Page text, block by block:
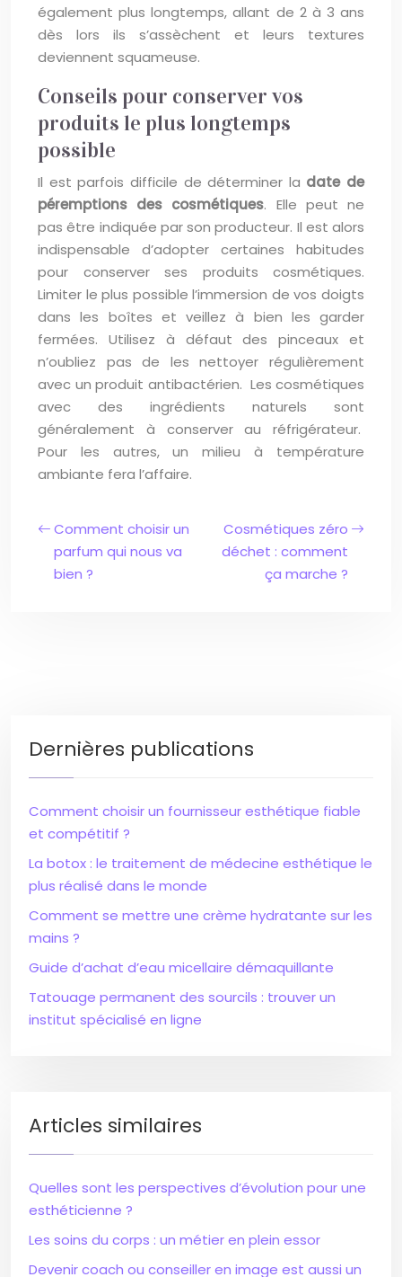
également plus longtemps, allant de 2 à 3 ans
dès lors ils s’assèchent et leurs textures
deviennent squameuse.
Conseils pour conserver vos
produits le plus longtemps
possible
Il est parfois difficile de déterminer la date de
péremptions des cosmétiques. Elle peut ne
pas être indiquée par son producteur. Il est alors
indispensable d’adopter certaines habitudes
pour conserver ses produits cosmétiques.
Limiter le plus possible l’immersion de vos doigts
dans les boîtes et veillez à bien les garder
fermées. Utilisez à défaut des pinceaux et
n’oubliez pas de les nettoyer régulièrement
avec un produit antibactérien. Les cosmétiques
avec des ingrédients naturels sont
généralement à conserver au réfrigérateur.
Pour les autres, un milieu à température
ambiante fera l’affaire.
Comment choisir un
parfum qui nous va
bien ?
Cosmétiques zéro
déchet : comment
ça marche ?
Dernières publications
Comment choisir un fournisseur esthétique fiable
et compétitif ?
La botox : le traitement de médecine esthétique le
plus réalisé dans le monde
Comment se mettre une crème hydratante sur les
mains ?
Guide d’achat d’eau micellaire démaquillante
Tatouage permanent des sourcils : trouver un
institut spécialisé en ligne
Articles similaires
Quelles sont les perspectives d’évolution pour une
esthéticienne ?
Les soins du corps : un métier en plein essor
Devenir coach ou conseiller en image est aussi un